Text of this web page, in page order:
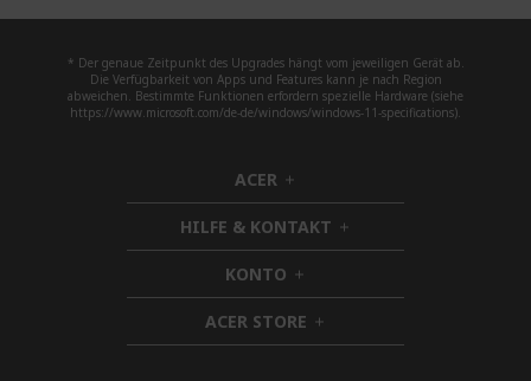
* Der genaue Zeitpunkt des Upgrades hängt vom jeweiligen Gerät ab.
Die Verfügbarkeit von Apps und Features kann je nach Region
abweichen. Bestimmte Funktionen erfordern spezielle Hardware (siehe
https://www.microsoft.com/de-de/windows/windows-11-specifications).
ACER h
i
d
d
e
n
HILFE & KONTAKT h
i
d
n
KONTO h
i
d
d
ACER STORE h
i